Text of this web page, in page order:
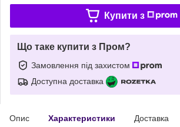
Купити з
Що таке купити з Пром?
Замовлення під захистом
Доступна доставка
Опис Характеристики Доставка